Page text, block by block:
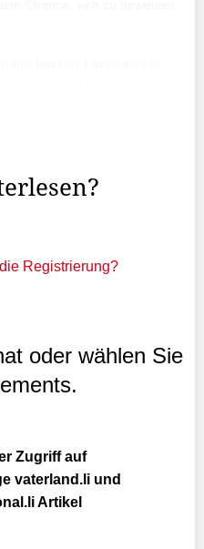
Registrierung?
oder wählen Sie
Zugriff auf
vaterland.li und
Artikel